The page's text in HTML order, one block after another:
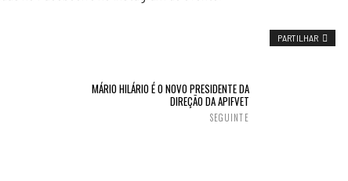
PARTILHAR
MÁRIO HILÁRIO É O NOVO PRESIDENTE DA
DIREÇÃO DA APIFVET
SEGUINTE